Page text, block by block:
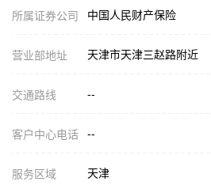
所属证券公司 中国人民财产保险
营业部地址 天津市天津三赵路附近
交通路线 --
客户中心电话 --
服务区域 天津